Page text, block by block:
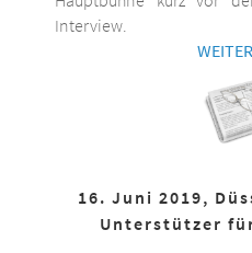
Interview.
16. Juni 2019,
Unterstützer